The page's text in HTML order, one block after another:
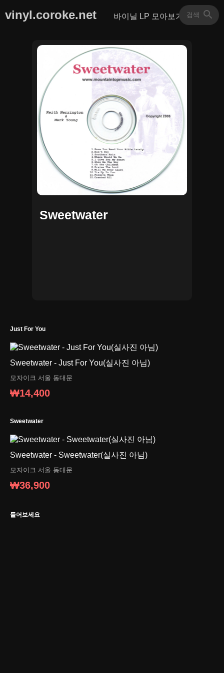
vinyl.coroke.net 바이닐 LP 모아보기
Sweetwater
Just For You
Sweetwater - Just For You(실사진 아님)
모자이크 서울 동대문
₩14,400
Sweetwater
Sweetwater - Sweetwater(실사진 아님)
모자이크 서울 동대문
₩36,900
들어보세요